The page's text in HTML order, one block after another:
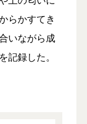
らかすてき
いながら成
録した。